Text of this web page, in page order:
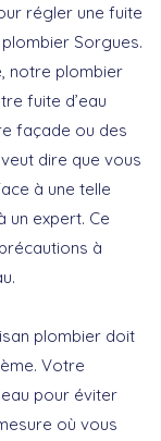
régler une fuite
Sorgues.
notre plombier
fuite d’eau
façade ou des
dire que vous
à une telle
un expert. Ce
à
plombier doit
Votre
pour éviter
où vous